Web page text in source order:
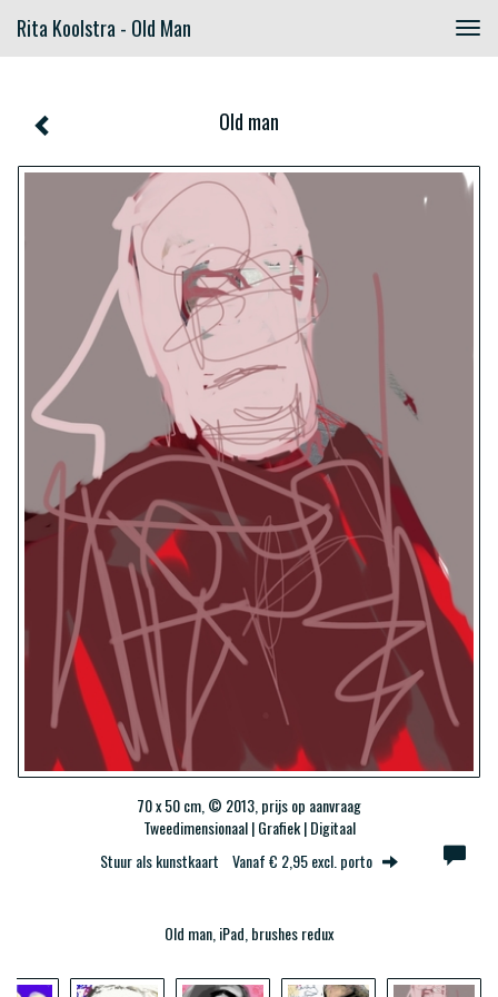
Rita Koolstra - Old Man
Old man
70 x 50 cm, © 2013, prijs op aanvraag
Tweedimensionaal | Grafiek | Digitaal
Stuur als kunstkaart Vanaf € 2,95 excl. porto
Old man, iPad, brushes redux